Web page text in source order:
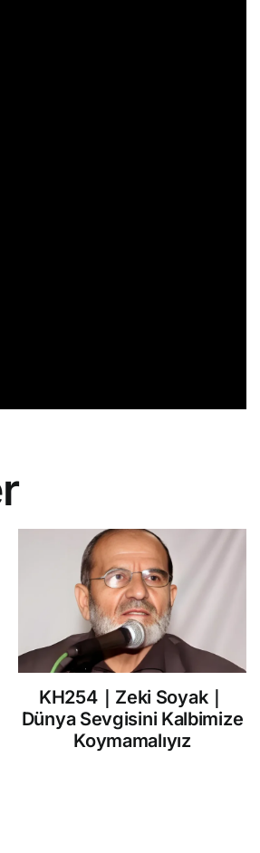
KH254｜Zeki Soyak｜
Dünya Sevgisini Kalbimize
Koymamalıyız